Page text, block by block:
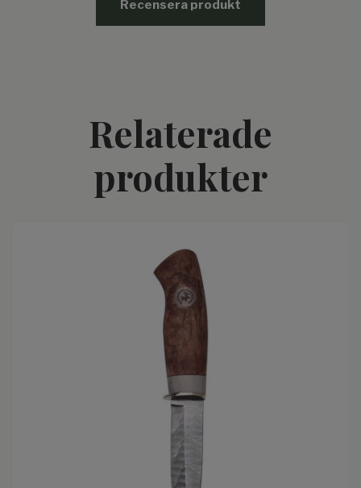
Recensera produkt
Relaterade
produkter